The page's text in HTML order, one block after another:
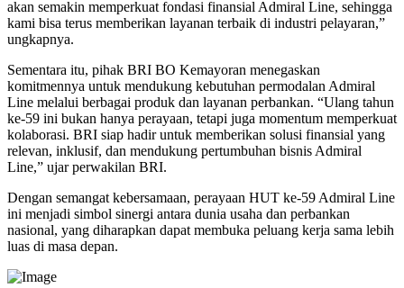
akan semakin memperkuat fondasi finansial Admiral Line, sehingga
kami bisa terus memberikan layanan terbaik di industri pelayaran,”
ungkapnya.
Sementara itu, pihak BRI BO Kemayoran menegaskan
komitmennya untuk mendukung kebutuhan permodalan Admiral
Line melalui berbagai produk dan layanan perbankan. “Ulang tahun
ke-59 ini bukan hanya perayaan, tetapi juga momentum memperkuat
kolaborasi. BRI siap hadir untuk memberikan solusi finansial yang
relevan, inklusif, dan mendukung pertumbuhan bisnis Admiral
Line,” ujar perwakilan BRI.
Dengan semangat kebersamaan, perayaan HUT ke-59 Admiral Line
ini menjadi simbol sinergi antara dunia usaha dan perbankan
nasional, yang diharapkan dapat membuka peluang kerja sama lebih
luas di masa depan.